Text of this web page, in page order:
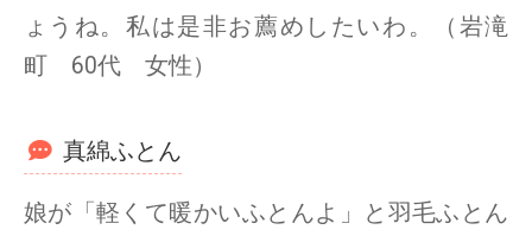
ょうね。私は是非お薦めしたいわ。（岩滝
町 60代 女性）
真綿ふとん
娘が「軽くて暖かいふとんよ」と羽毛ふとん